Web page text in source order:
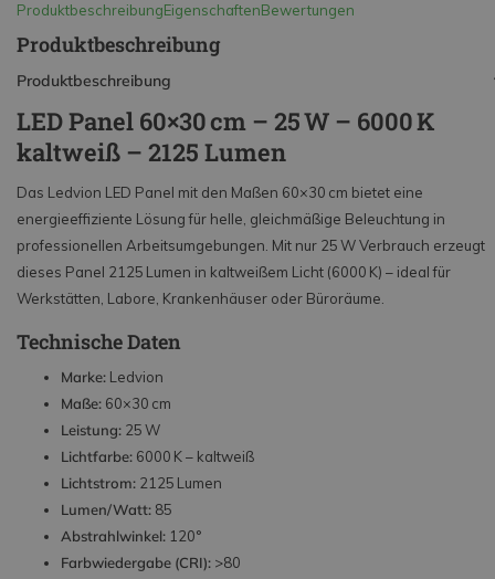
ProduktbeschreibungEigenschaftenBewertungen
Produktbeschreibung
Produktbeschreibung
LED Panel 60×30 cm – 25 W – 6000 K
kaltweiß – 2125 Lumen
Das Ledvion LED Panel mit den Maßen 60×30 cm bietet eine
energieeffiziente Lösung für helle, gleichmäßige Beleuchtung in
professionellen Arbeitsumgebungen. Mit nur 25 W Verbrauch erzeugt
dieses Panel 2125 Lumen in kaltweißem Licht (6000 K) – ideal für
Werkstätten, Labore, Krankenhäuser oder Büroräume.
Technische Daten
Marke: Ledvion
Maße: 60×30 cm
Leistung: 25 W
Lichtfarbe: 6000 K – kaltweiß
Lichtstrom: 2125 Lumen
Lumen/Watt: 85
Abstrahlwinkel: 120°
Farbwiedergabe (CRI): >80